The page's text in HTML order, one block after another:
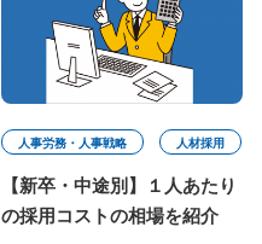
人事労務・人事戦略 人材採用
【新卒・中途別】１人あたり
の採用コストの相場を紹介